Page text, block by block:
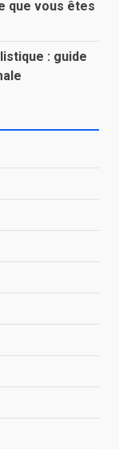
que vous êtes
: guide